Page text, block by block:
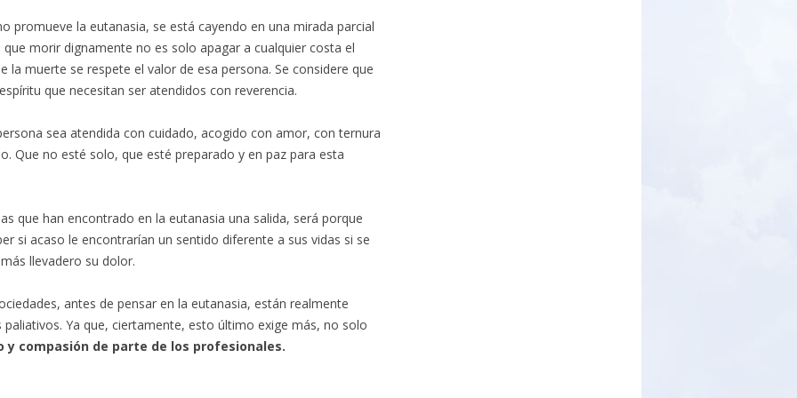
promueve la eutanasia, se está cayendo en una mirada parcial
morir dignamente no es solo apagar a cualquier costa el
muerte se respete el valor de esa persona. Se considere que
que necesitan ser atendidos con reverencia.
sea atendida con cuidado, acogido con amor, con ternura
Que no esté solo, que esté preparado y en paz para esta
que han encontrado en la eutanasia una salida, será porque
si acaso le encontrarían un sentido diferente a sus vidas si se
llevadero su dolor.
antes de pensar en la eutanasia, están realmente
Ya que, ciertamente, esto último exige más, no solo
y compasión de parte de los profesionales.